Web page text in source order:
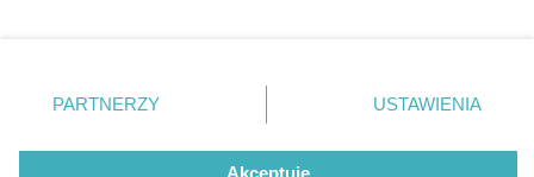
Gliwice
prywatności znajdujący się w lewym dolnym rogu strony
. Niektóre rodzaje przetwarzania danych nie wymagają
zgody użytkownika, ale masz prawo sprzeciwić się
takiemu przetwarzaniu. Preferencje będą miały
PARTNERZY USTAWIENIA
Akceptuję